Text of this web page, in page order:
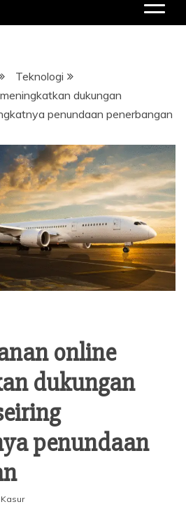
Teknologi
dukungan
penundaan penerbangan
online
dukungan
penundaan